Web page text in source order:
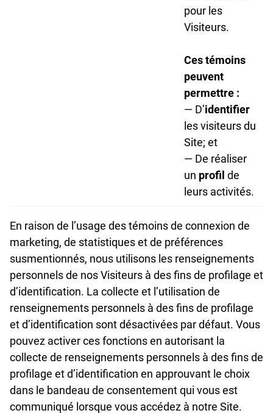
pour les
Visiteurs.
Ces témoins
peuvent
permettre :
— D’identifier
les visiteurs du
Site; et
— De réaliser
un profil de
leurs activités.
En raison de l’usage des témoins de connexion de
marketing, de statistiques et de préférences
susmentionnés, nous utilisons les renseignements
personnels de nos Visiteurs à des fins de profilage et
d’identification. La collecte et l’utilisation de
renseignements personnels à des fins de profilage
et d’identification sont désactivées par défaut. Vous
pouvez activer ces fonctions en autorisant la
collecte de renseignements personnels à des fins de
profilage et d’identification en approuvant le choix
dans le bandeau de consentement qui vous est
communiqué lorsque vous accédez à notre Site.